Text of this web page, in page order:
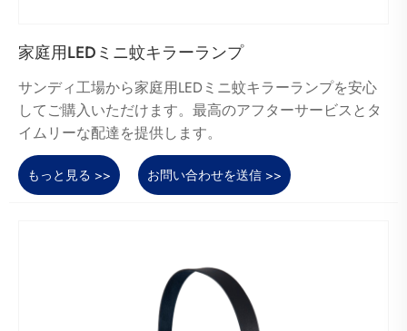
家庭用LEDミニ蚊キラーランプ
サンディ工場から家庭用LEDミニ蚊キラーランプを安心
してご購入いただけます。最高のアフターサービスとタ
イムリーな配達を提供します。
もっと見る >> お問い合わせを送信 >>